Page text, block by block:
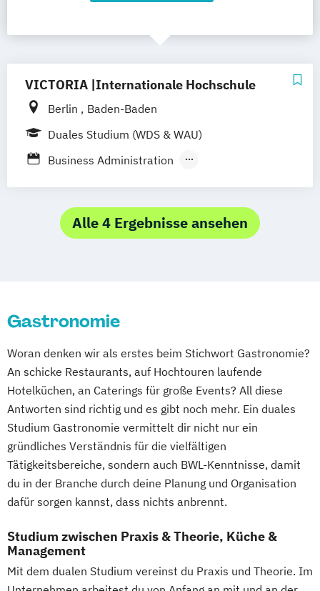
VICTORIA |Internationale Hochschule
Berlin
Baden-Baden
Duales Studium (WDS & WAU)
Business Administration
Business Administration Financial Services
Gesundheitsmanagement
Tourismusmanagement
Business Administration Human Resource
Management
Business Administration
Immobilienmanagement
Business Administration
Marketingkommunikation und Digitale
Medien
Nachhaltigkeitsmanagement
Alle 4 Ergebnisse ansehen
Gastronomie
Woran denken wir als erstes beim Stichwort Gastronomie?
An schicke Restaurants, auf Hochtouren laufende
Hotelküchen, an Caterings für große Events? All diese
Antworten sind richtig und es gibt noch mehr. Ein duales
Studium Gastronomie vermittelt dir nicht nur ein
gründliches Verständnis für die vielfältigen
Tätigkeitsbereiche, sondern auch BWL-Kenntnisse, damit
du in der Branche durch deine Planung und Organisation
dafür sorgen kannst, dass nichts anbrennt.
Studium zwischen Praxis & Theorie, Küche &
Management
Mit dem dualen Studium vereinst du Praxis und Theorie. Im